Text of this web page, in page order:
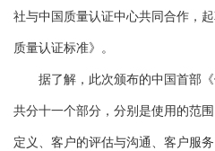
社与中国质量认证中心共同合作，
质量认证标准》。
据了解，此次颁布的中国首部
共分十一个部分，分别是使用的范
定义、客户的评估与沟通、客户服